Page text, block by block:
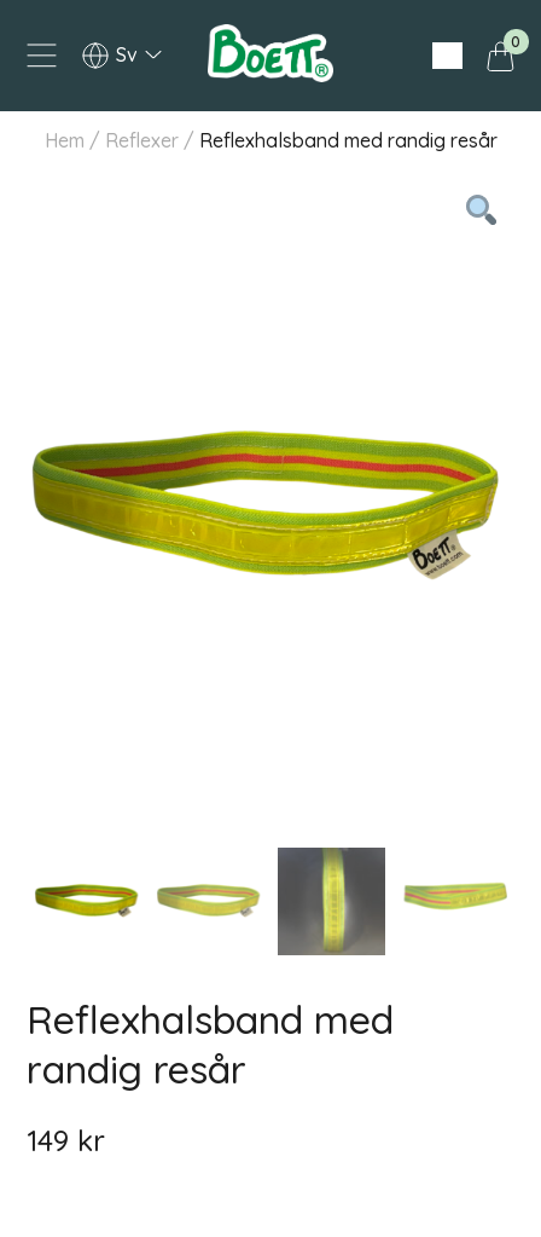
Svenska
0
Hem / Reflexer/ Reflexhalsband med randig resår
Reflexhalsband med
randig resår
149 kr